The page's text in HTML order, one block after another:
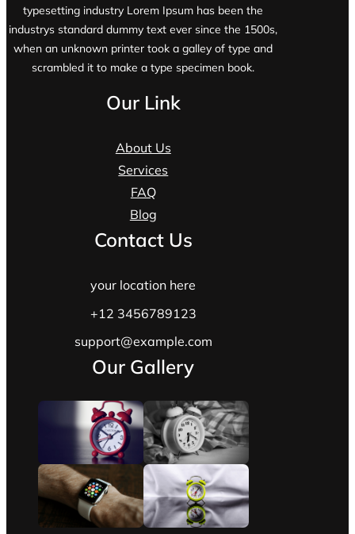
typesetting industry Lorem Ipsum has been the
industrys standard dummy text ever since the 1500s,
when an unknown printer took a galley of type and
scrambled it to make a type specimen book.
Our Link
About Us
Services
FAQ
Blog
Contact Us
your location here
+12 3456789123
support@example.com
Our Gallery